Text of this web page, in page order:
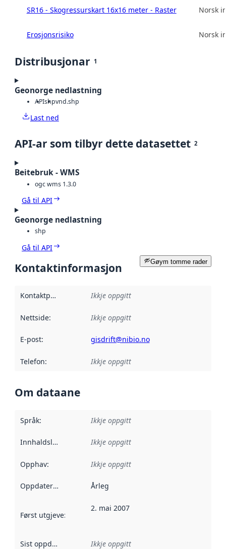
SR16 - Skogressurskart 16x16 meter - Raster Norsk
Erosjonsrisiko Norsk
Distribusjonar 1
Geonorge nedlastning
APIshpvnd.shp
Last ned
API-ar som tilbyr dette datasettet 2
Beitebruk - WMS
ogc wms 1.3.0
Gå til API
Geonorge nedlastning
shp
Gå til API
Gøym tomme rader
Kontaktinformasjon
Kontaktpunkt Ikkje oppgitt
Nettside: Ikkje oppgitt
E-post: gisdrift@nibio.no
Telefon: Ikkje oppgitt
Om dataane
Språk: Ikkje oppgitt
Innhaldsleverandørar :
Ikkje oppgitt
Opphav: Ikkje oppgitt
Oppdateringsfrekvens :
Årleg
Først utgjeve:
2. mai 2007
Sist oppdatert Ikkje oppgitt